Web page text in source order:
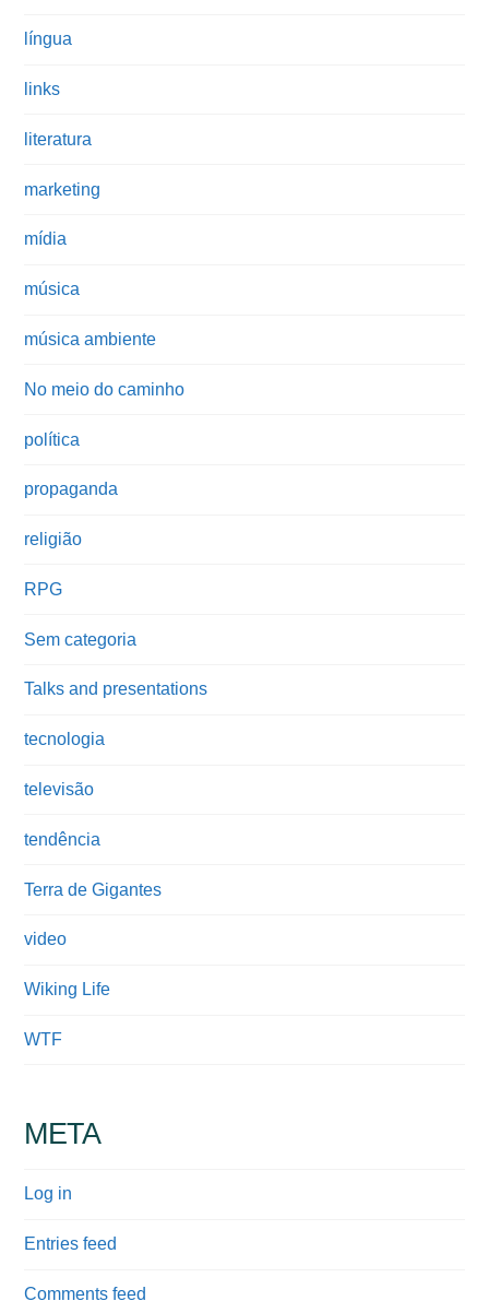
língua
links
literatura
marketing
mídia
música
música ambiente
No meio do caminho
política
propaganda
religião
RPG
Sem categoria
Talks and presentations
tecnologia
televisão
tendência
Terra de Gigantes
video
Wiking Life
WTF
META
Log in
Entries feed
Comments feed